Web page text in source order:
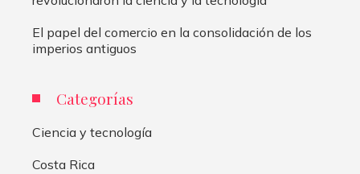
El papel del comercio en la consolidación de los
imperios antiguos
Categorías
Ciencia y tecnología
Costa Rica